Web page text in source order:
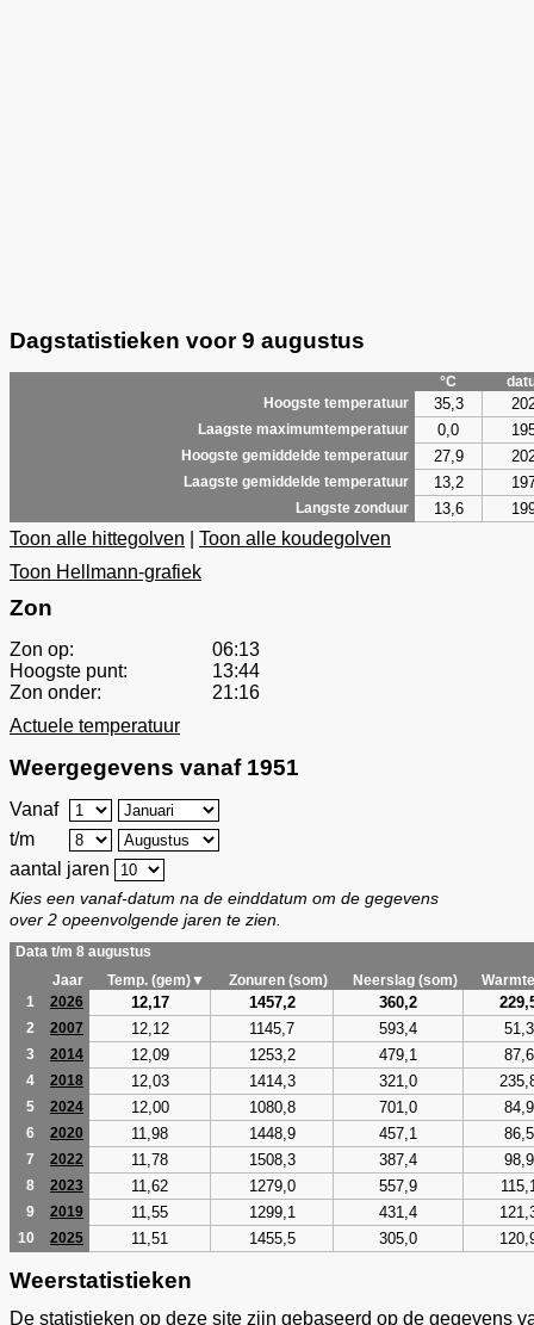
Dagstatistieken voor 9 augustus
°C
Hoogste temperatuur
35,3
Laagste maximumtemperatuur 0,0
Hoogste gemiddelde temperatuur 27,9
Laagste gemiddelde temperatuur 13,2
Langste zonduur 13,6
Toon alle hittegolven
Toon alle koudegolven
Toon Hellmann-grafiek
Zon
Zon op:
06:13
Hoogste punt:
13:44
Zon onder:
21:16
Actuele temperatuur
Weergegevens vanaf 1951
Vanaf
t/m
aantal jaren
Kies een vanaf-datum na de einddatum om de gegevens
over 2 opeenvolgende jaren te zien.
Data t/m 8 augustus
Jaar
Temp. (gem)▼ Zonuren (som) Neerslag (som)
1
2026 12,17 1457,2 360,2
2 2007 12,12 1145,7 593,4 51,3
3 2014 12,09 1253,2 479,1 87,6
4 2018 12,03 1414,3 321,0
5 2024 12,00 1080,8 701,0 84,9
6 2020 11,98 1448,9 457,1 86,5
7 2022 11,78 1508,3 387,4 98,9
8 2023 11,62 1279,0 557,9
9 2019 11,55 1299,1 431,4
10 2025 11,51 1455,5 305,0
Weerstatistieken
De statistieken op deze site zijn gebaseerd op de gegevens